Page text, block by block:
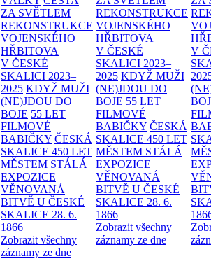
ZA SVĚTLEM
REKONSTRUKCE
VOJENSKÉHO
HŘBITOVA
V ČESKÉ
SKALICI 2023–
2025 KDYŽ MUŽI
(NE)JDOU DO
BOJE 55 LET
FILMOVÉ
BABIČKY ČESKÁ
SKALICE 450 LET
MĚSTEM STÁLÁ
EXPOZICE
VĚNOVANÁ
BITVĚ U ČESKÉ
SKALICE 28. 6.
1866
Zobrazit všechny
záznamy ze dne
REKONSTRUKCE
VOJENSKÉHO
HŘBITOVA
V ČESKÉ
SKALICI 2023–
2025 KDYŽ MUŽI
(NE)JDOU DO
BOJE 55 LET
FILMOVÉ
BABIČKY ČESKÁ
SKALICE 450 LET
MĚSTEM STÁLÁ
EXPOZICE
VĚNOVANÁ
BITVĚ U ČESKÉ
SKALICE 28. 6.
1866
Zobrazit všechny
záznamy ze dne
V